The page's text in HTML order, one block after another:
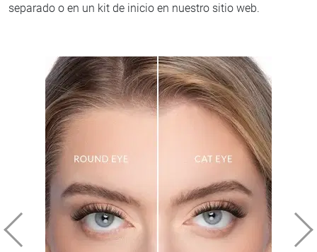
separado o en un kit de inicio en nuestro sitio web.